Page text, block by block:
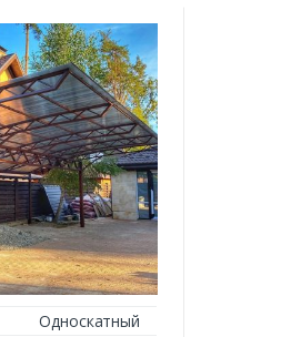
Односкатный